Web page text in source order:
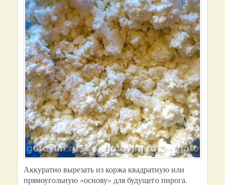
Аккуратно вырезать из коржа квадратную или
прямоугольную «основу» для будущего пирога.